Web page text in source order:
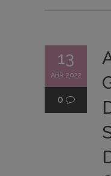
13
ABR 2022
0